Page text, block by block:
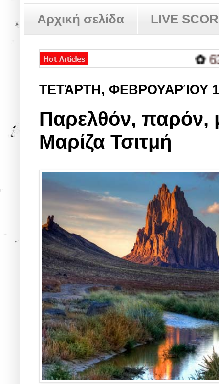
Αρχική σελίδα LIVE
638
ΤΕΤΆΡΤΗ, ΦΕΒΡΟΥΑΡΊΟΥ
Παρελθόν, παρόν,
Μαρίζα Τσιτμή